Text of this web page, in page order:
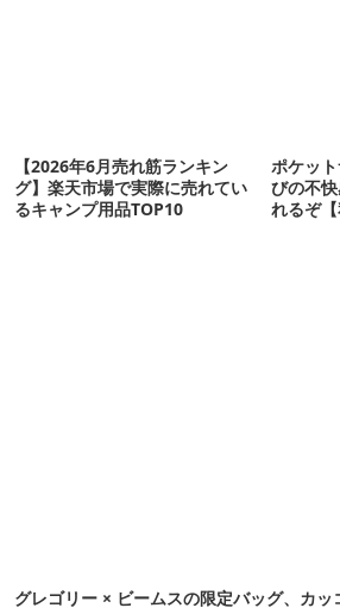
【2026年6月売れ筋ランキン
グ】楽天市場で実際に売れてい
るキャンプ用品TOP10
ポケッ
びの不
れるぞ【
グレゴリー × ビームスの限定バッグ、カ